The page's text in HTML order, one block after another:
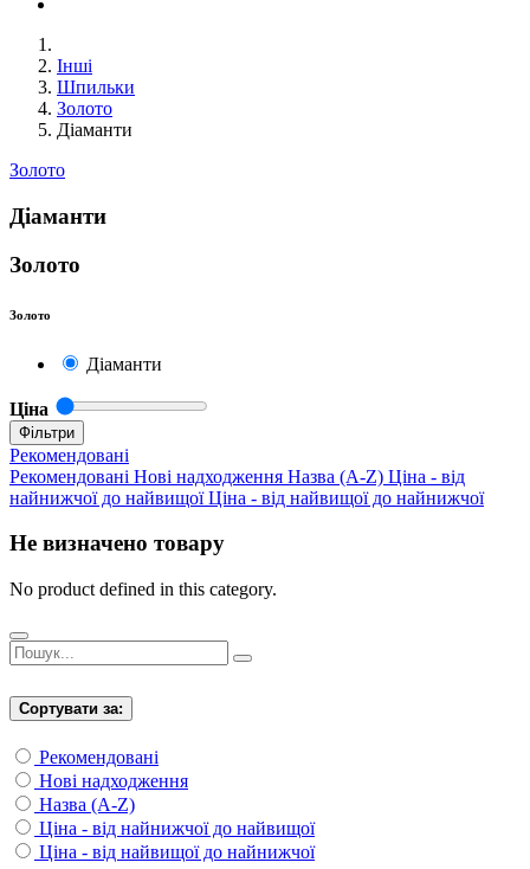
Інші
Шпильки
Золото
Діаманти
Золото
Діаманти
Золото
Золото
Діаманти
Ціна
Фільтри
Рекомендовані
Рекомендовані Нові надходження Назва (A-Z) Ціна - від
найнижчої до найвищої Ціна - від найвищої до найнижчої
Не визначено товару
No product defined in this category.
Сортувати за:
Рекомендовані
Нові надходження
Назва (A-Z)
Ціна - від найнижчої до найвищої
Ціна - від найвищої до найнижчої